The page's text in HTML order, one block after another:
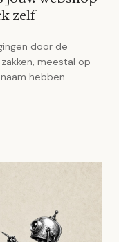
zelf
door de
meestal op
hebben.